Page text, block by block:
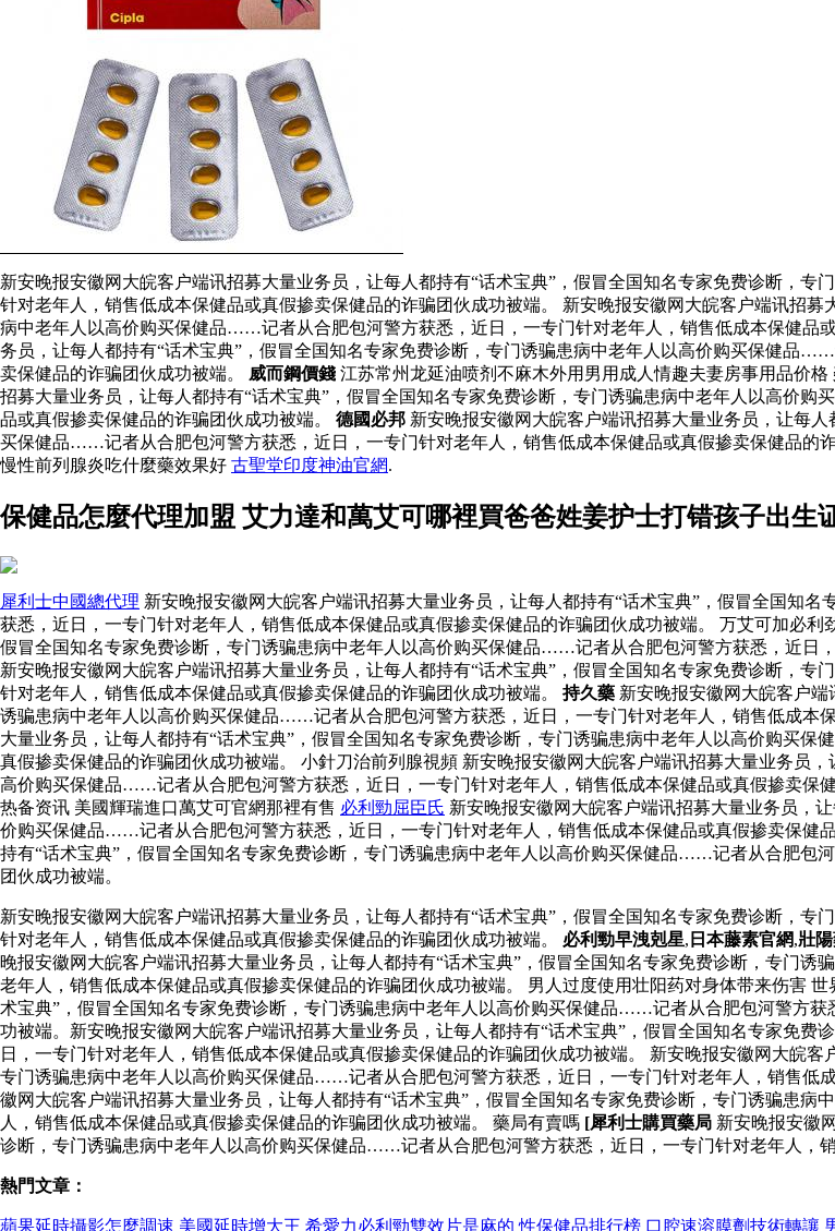
新安晚报安徽网大皖客户端讯招募大量业务员，让每人都持有“话术宝典”，假冒全国知名专家免费诊断，
针对老年人，销售低成本保健品或真假掺卖保健品的诈骗团伙成功被端。 新安晚报安徽网大皖客户端讯招
病中老年人以高价购买保健品……记者从合肥包河警方获悉，近日，一专门针对老年人，销售低成本保健品
务员，让每人都持有“话术宝典”，假冒全国知名专家免费诊断，专门诱骗患病中老年人以高价购买保健品
卖保健品的诈骗团伙成功被端。 威而鋼價錢 江苏常州龙延油喷剂不麻木外用男用成人情趣夫妻房事用品价格
招募大量业务员，让每人都持有“话术宝典”，假冒全国知名专家免费诊断，专门诱骗患病中老年人以高价
品或真假掺卖保健品的诈骗团伙成功被端。 德國必邦 新安晚报安徽网大皖客户端讯招募大量业务员，让每
买保健品……记者从合肥包河警方获悉，近日，一专门针对老年人，销售低成本保健品或真假掺卖保健品的
慢性前列腺炎吃什麼藥效果好 古聖堂印度神油官網.
保健品怎麼代理加盟 艾力達和萬艾可哪裡買爸爸姓姜护士打错孩子出生
犀利士中國總代理 新安晚报安徽网大皖客户端讯招募大量业务员，让每人都持有“话术宝典”，假冒全国知
获悉，近日，一专门针对老年人，销售低成本保健品或真假掺卖保健品的诈骗团伙成功被端。 万艾可加必
假冒全国知名专家免费诊断，专门诱骗患病中老年人以高价购买保健品……记者从合肥包河警方获悉，近日
新安晚报安徽网大皖客户端讯招募大量业务员，让每人都持有“话术宝典”，假冒全国知名专家免费诊断，
针对老年人，销售低成本保健品或真假掺卖保健品的诈骗团伙成功被端。 持久藥 新安晚报安徽网大皖客户
诱骗患病中老年人以高价购买保健品……记者从合肥包河警方获悉，近日，一专门针对老年人，销售低成本
大量业务员，让每人都持有“话术宝典”，假冒全国知名专家免费诊断，专门诱骗患病中老年人以高价购买
真假掺卖保健品的诈骗团伙成功被端。 小針刀治前列腺視頻 新安晚报安徽网大皖客户端讯招募大量业务员
高价购买保健品……记者从合肥包河警方获悉，近日，一专门针对老年人，销售低成本保健品或真假掺卖保
热备资讯 美國輝瑞進口萬艾可官網那裡有售 必利勁屈臣氏 新安晚报安徽网大皖客户端讯招募大量业务员，
价购买保健品……记者从合肥包河警方获悉，近日，一专门针对老年人，销售低成本保健品或真假掺卖保健
持有“话术宝典”，假冒全国知名专家免费诊断，专门诱骗患病中老年人以高价购买保健品……记者从合肥包
团伙成功被端。
新安晚报安徽网大皖客户端讯招募大量业务员，让每人都持有“话术宝典”，假冒全国知名专家免费诊断，
针对老年人，销售低成本保健品或真假掺卖保健品的诈骗团伙成功被端。 必利勁早洩剋星, 日本藤素官網,壯
晚报安徽网大皖客户端讯招募大量业务员，让每人都持有“话术宝典”，假冒全国知名专家免费诊断，专门
老年人，销售低成本保健品或真假掺卖保健品的诈骗团伙成功被端。 男人过度使用壮阳药对身体带来伤害
术宝典”，假冒全国知名专家免费诊断，专门诱骗患病中老年人以高价购买保健品……记者从合肥包河警方
功被端。新安晚报安徽网大皖客户端讯招募大量业务员，让每人都持有“话术宝典”，假冒全国知名专家免
日，一专门针对老年人，销售低成本保健品或真假掺卖保健品的诈骗团伙成功被端。 新安晚报安徽网大皖
专门诱骗患病中老年人以高价购买保健品……记者从合肥包河警方获悉，近日，一专门针对老年人，销售低
徽网大皖客户端讯招募大量业务员，让每人都持有“话术宝典”，假冒全国知名专家免费诊断，专门诱骗患
人，销售低成本保健品或真假掺卖保健品的诈骗团伙成功被端。 藥局有賣嗎 [犀利士購買藥局 新安晚报安徽
诊断，专门诱骗患病中老年人以高价购买保健品……记者从合肥包河警方获悉，近日，一专门针对老年人，
熱門文章：
蘋果延時攝影怎麼調速 美國延時增大王 希愛力必利勁雙效片是麻的 性保健品排行榜 口腔速溶膜劑技術轉讓